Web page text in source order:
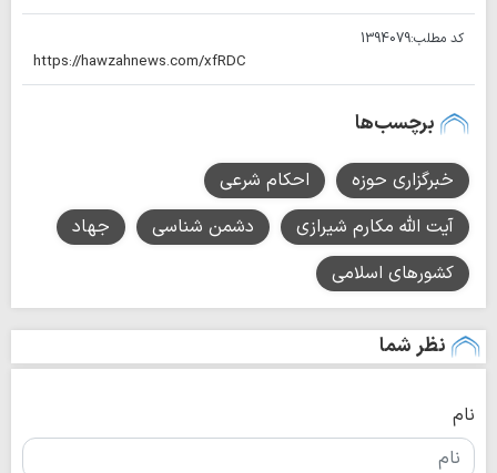
کد مطلب:1394079
برچسب‌ها
خبرگزاری حوزه
احکام شرعی
آیت الله مکارم شیرازی
دشمن شناسی
جهاد
کشورهای اسلامی
نظر شما
نام